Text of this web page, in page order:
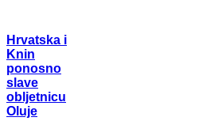
Hrvatska i
Knin
ponosno
slave
obljetnicu
Oluje